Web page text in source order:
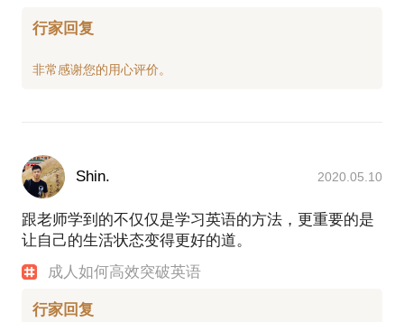
行家回复
Shin. 2020.05.10
跟老师学到的不仅仅是学习英语的方法，更重要的是
让自己的生活状态变得更好的道。
成人如何高效突破英语
行家回复